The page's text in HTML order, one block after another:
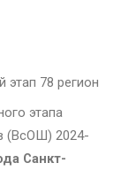
78 регион
этапа
(ВсОШ) 2024-
Санкт-